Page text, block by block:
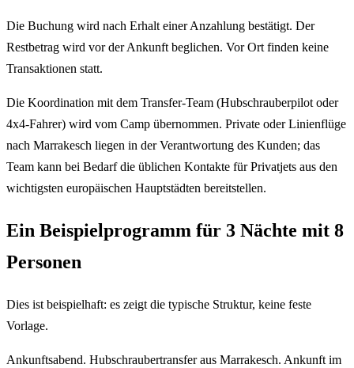
Die Buchung wird nach Erhalt einer Anzahlung bestätigt. Der
Restbetrag wird vor der Ankunft beglichen. Vor Ort finden keine
Transaktionen statt.
Die Koordination mit dem Transfer-Team (Hubschrauberpilot oder
4x4-Fahrer) wird vom Camp übernommen. Private oder Linienflüge
nach Marrakesch liegen in der Verantwortung des Kunden; das
Team kann bei Bedarf die üblichen Kontakte für Privatjets aus den
wichtigsten europäischen Hauptstädten bereitstellen.
Ein Beispielprogramm für 3 Nächte mit 8
Personen
Dies ist beispielhaft: es zeigt die typische Struktur, keine feste
Vorlage.
Ankunftsabend. Hubschraubertransfer aus Marrakesch. Ankunft im